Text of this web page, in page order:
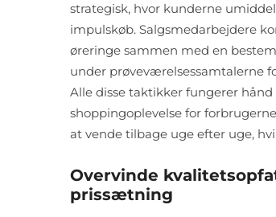
strategisk, hvor kunderne
impulskøb. Salgsmedarbejdere
øreringe sammen med en
under prøveværelsessamtalerne
Alle disse taktikker fungerer
shoppingoplevelse for
at vende tilbage uge efter uge,
Overvinde
prissætning